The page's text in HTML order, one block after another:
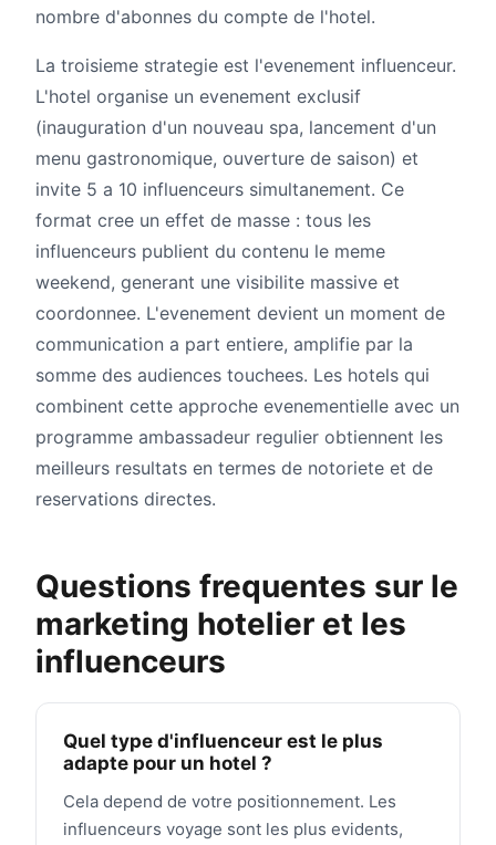
nombre d'abonnes du compte de l'hotel.
La troisieme strategie est l'evenement influenceur.
L'hotel organise un evenement exclusif
(inauguration d'un nouveau spa, lancement d'un
menu gastronomique, ouverture de saison) et
invite 5 a 10 influenceurs simultanement. Ce
format cree un effet de masse : tous les
influenceurs publient du contenu le meme
weekend, generant une visibilite massive et
coordonnee. L'evenement devient un moment de
communication a part entiere, amplifie par la
somme des audiences touchees. Les hotels qui
combinent cette approche evenementielle avec un
programme ambassadeur regulier obtiennent les
meilleurs resultats en termes de notoriete et de
reservations directes.
Questions frequentes sur le
marketing hotelier et les
influenceurs
Quel type d'influenceur est le plus
adapte pour un hotel ?
Cela depend de votre positionnement. Les
influenceurs voyage sont les plus evidents,